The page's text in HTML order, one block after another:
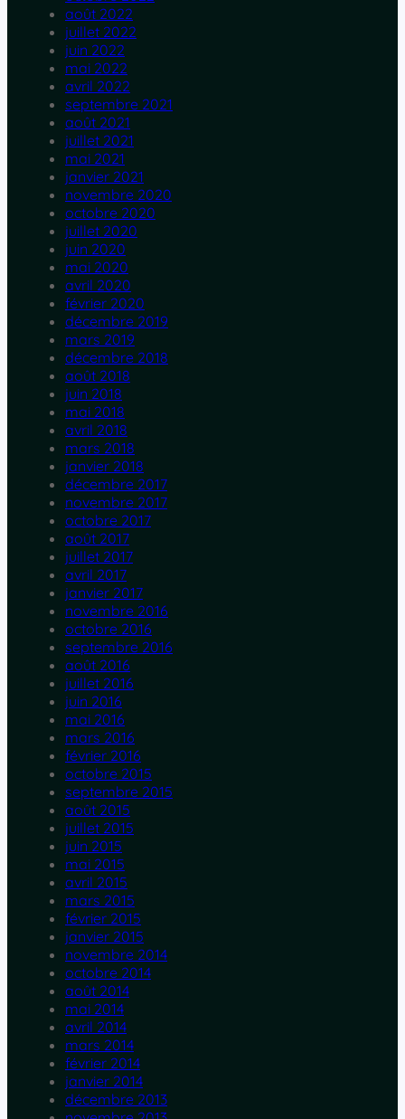
août 2022
juillet 2022
juin 2022
mai 2022
avril 2022
septembre 2021
août 2021
juillet 2021
mai 2021
janvier 2021
novembre 2020
octobre 2020
juillet 2020
juin 2020
mai 2020
avril 2020
février 2020
décembre 2019
mars 2019
décembre 2018
août 2018
juin 2018
mai 2018
avril 2018
mars 2018
janvier 2018
décembre 2017
novembre 2017
octobre 2017
août 2017
juillet 2017
avril 2017
janvier 2017
novembre 2016
octobre 2016
septembre 2016
août 2016
juillet 2016
juin 2016
mai 2016
mars 2016
février 2016
octobre 2015
septembre 2015
août 2015
juillet 2015
juin 2015
mai 2015
avril 2015
mars 2015
février 2015
janvier 2015
novembre 2014
octobre 2014
août 2014
mai 2014
avril 2014
mars 2014
février 2014
janvier 2014
décembre 2013